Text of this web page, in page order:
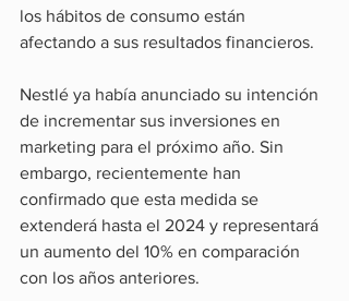
los hábitos de consumo están
afectando a sus resultados financieros.
Nestlé ya había anunciado su intención
de incrementar sus inversiones en
marketing para el próximo año. Sin
embargo, recientemente han
confirmado que esta medida se
extenderá hasta el 2024 y representará
un aumento del 10% en comparación
con los años anteriores.